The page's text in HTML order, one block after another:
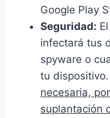
Google Play
Seguridad:
infectará tus
spyware o
tu dispositivo.
necesaria,
suplantación